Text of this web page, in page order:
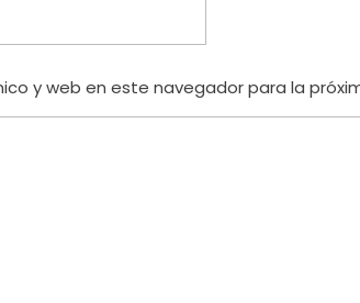
y web en este navegador para la